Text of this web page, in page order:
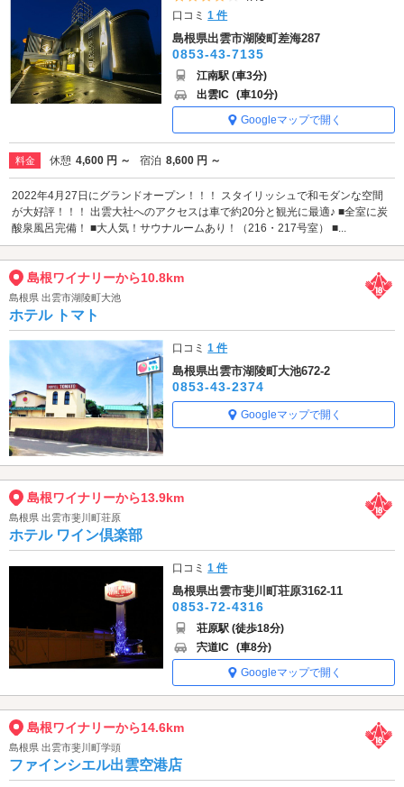
口コミ1 件
島根県出雲市湖陵町差海287
0853-43-7135
江南駅 (車3分)
出雲IC (車10分)
Googleマップで開く
料金 休憩 4,600 円 ～ 宿泊 8,600 円 ～
2022年4月27日にグランドオープン！！！ スタイリッシュで和モダンな空間
が大好評！！！ 出雲大社へのアクセスは車で約20分と観光に最適♪ ■全室に炭
酸泉風呂完備！ ■大人気！サウナルームあり！（216・217号室） ■...
島根ワイナリーから10.8km
島根県 出雲市湖陵町大池
ホテル トマト
口コミ1 件
島根県出雲市湖陵町大池672-2
0853-43-2374
Googleマップで開く
島根ワイナリーから13.9km
島根県 出雲市斐川町荘原
ホテル ワイン倶楽部
口コミ1 件
島根県出雲市斐川町荘原3162-11
0853-72-4316
荘原駅 (徒歩18分)
宍道IC (車8分)
Googleマップで開く
島根ワイナリーから14.6km
島根県 出雲市斐川町学頭
ファインシエル出雲空港店